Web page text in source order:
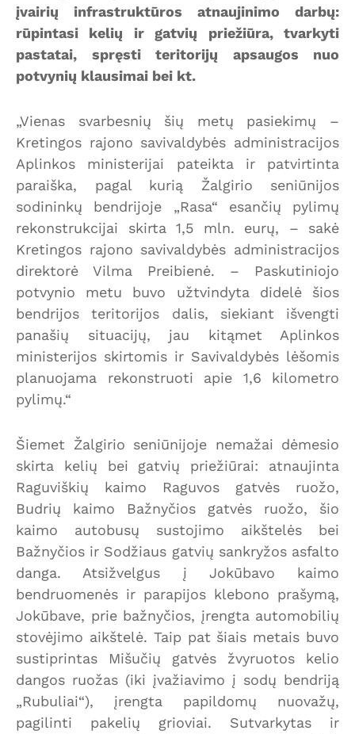
įvairių infrastruktūros atnaujinimo darbų:
rūpintasi kelių ir gatvių priežiūra, tvarkyti
pastatai, spręsti teritorijų apsaugos nuo
potvynių klausimai bei kt.
„Vienas svarbesnių šių metų pasiekimų –
Kretingos rajono savivaldybės administracijos
Aplinkos ministerijai pateikta ir patvirtinta
paraiška, pagal kurią Žalgirio seniūnijos
sodininkų bendrijoje „Rasa“ esančių pylimų
rekonstrukcijai skirta 1,5 mln. eurų, – sakė
Kretingos rajono savivaldybės administracijos
direktorė Vilma Preibienė. – Paskutiniojo
potvynio metu buvo užtvindyta didelė šios
bendrijos teritorijos dalis, siekiant išvengti
panašių situacijų, jau kitąmet Aplinkos
ministerijos skirtomis ir Savivaldybės lėšomis
planuojama rekonstruoti apie 1,6 kilometro
pylimų.“
Šiemet Žalgirio seniūnijoje nemažai dėmesio
skirta kelių bei gatvių priežiūrai: atnaujinta
Raguviškių kaimo Raguvos gatvės ruožo,
Budrių kaimo Bažnyčios gatvės ruožo, šio
kaimo autobusų sustojimo aikštelės bei
Bažnyčios ir Sodžiaus gatvių sankryžos asfalto
danga. Atsižvelgus į Jokūbavo kaimo
bendruomenės ir parapijos klebono prašymą,
Jokūbave, prie bažnyčios, įrengta automobilių
stovėjimo aikštelė. Taip pat šiais metais buvo
sustiprintas Mišučių gatvės žvyruotos kelio
dangos ruožas (iki įvažiavimo į sodų bendriją
„Rubuliai“), įrengta papildomų nuovažų,
pagilinti pakelių grioviai. Sutvarkytas ir